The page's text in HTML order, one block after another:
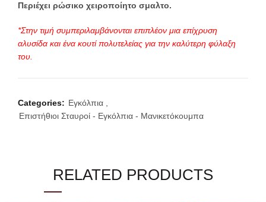
Περιέχει ρώσικο χειροποίητο σμαλτο.
*Στην τιμή συμπεριλαμβάνονται επιπλέον μια επίχρυση
αλυσίδα και ένα κουτί πολυτελείας για την καλύτερη φύλαξη
του.
Categories: Εγκόλπια
Επιστήθιοι Σταυροί - Εγκόλπια - Μανικετόκουμπα
RELATED PRODUCTS